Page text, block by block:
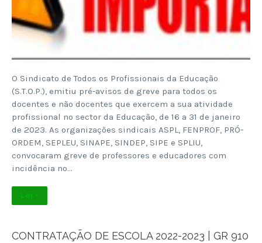
O Sindicato de Todos os Profissionais da Educação
(S.T.O.P.), emitiu pré-avisos de greve para todos os
docentes e não docentes que exercem a sua atividade
profissional no sector da Educação, de 16 a 31 de janeiro
de 2023. As organizações sindicais ASPL, FENPROF, PRÓ-
ORDEM, SEPLEU, SINAPE, SINDEP, SIPE e SPLIU,
convocaram greve de professores e educadores com
incidência no…
Ler +
CONTRATAÇÃO DE ESCOLA 2022-2023 | GR 910